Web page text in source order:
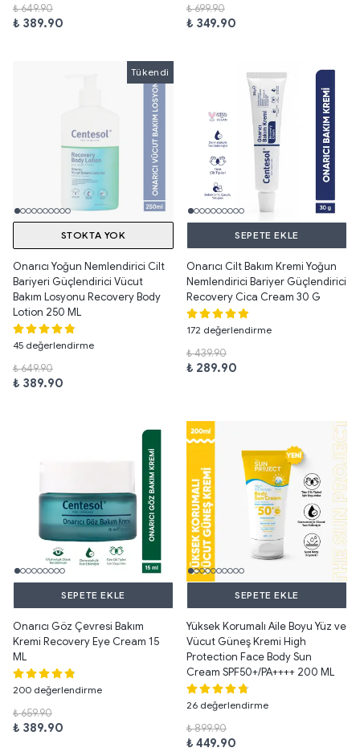
₺ 649.90
₺ 389.90
₺ 699.90
₺ 349.90
Tükendi Tükendi
STOKTA YOK
Onarıcı Yoğun Nemlendirici Cilt
Bariyeri Güçlendirici Vücut
Bakım Losyonu Recovery Body
Lotion 250 ML
45 değerlendirme
₺ 649.90
₺ 389.90
SEPETE EKLE
Onarıcı Cilt Bakım Kremi Yoğun
Nemlendirici Bariyer Güçlendirici
Recovery Cica Cream 30 G
172 değerlendirme
₺ 439.90
₺ 289.90
SEPETE EKLE
Onarıcı Göz Çevresi Bakım
Kremi Recovery Eye Cream 15
ML
200 değerlendirme
₺ 659.90
₺ 389.90
SEPETE EKLE
Yüksek Korumalı Aile Boyu Yüz ve
Vücut Güneş Kremi High
Protection Face Body Sun
Cream SPF50+/PA++++ 200 ML
26 değerlendirme
₺ 899.90
₺ 449.90